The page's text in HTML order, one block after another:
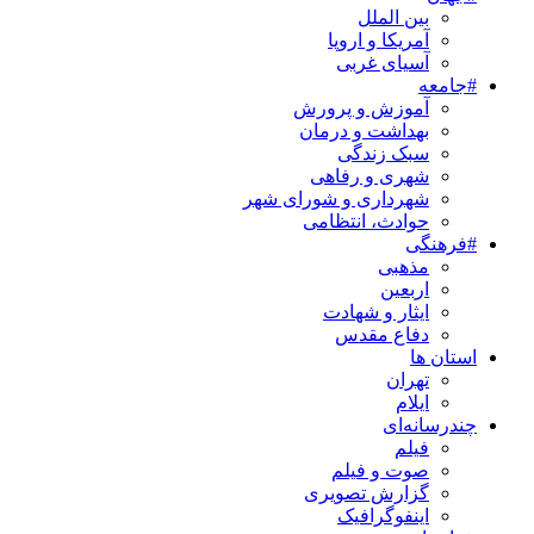
بین الملل
آمریکا و اروپا
آسیای غربی
#جامعه
آموزش و پرورش
بهداشت و درمان
سبک زندگی
شهری و رفاهی
شهرداری و شورای شهر
حوادث، انتظامی
#فرهنگی
مذهبی
اربعین
ایثار و شهادت
دفاع مقدس
استان ها
تهران
ایلام
چندرسانه‌ای
فیلم
صوت و فیلم
گزارش تصویری
اینفوگرافیک